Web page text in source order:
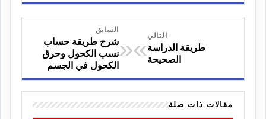
«
السابق
شرح طريقة حساب
نسب الكحول وحرق
الكحول في الجسم
التالي
طريقة الدراسة
الصحيحة»
مقالات ذات صلة